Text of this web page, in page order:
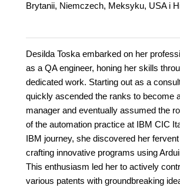
Brytanii, Niemczech, Meksyku, USA i
Desilda Toska embarked on her
as a QA engineer, honing her skills
dedicated work. Starting out as a
quickly ascended the ranks to become
manager and eventually assumed the
of the automation practice at IBM CIC
IBM journey, she discovered her
crafting innovative programs using
This enthusiasm led her to actively
various patents with groundbreaking